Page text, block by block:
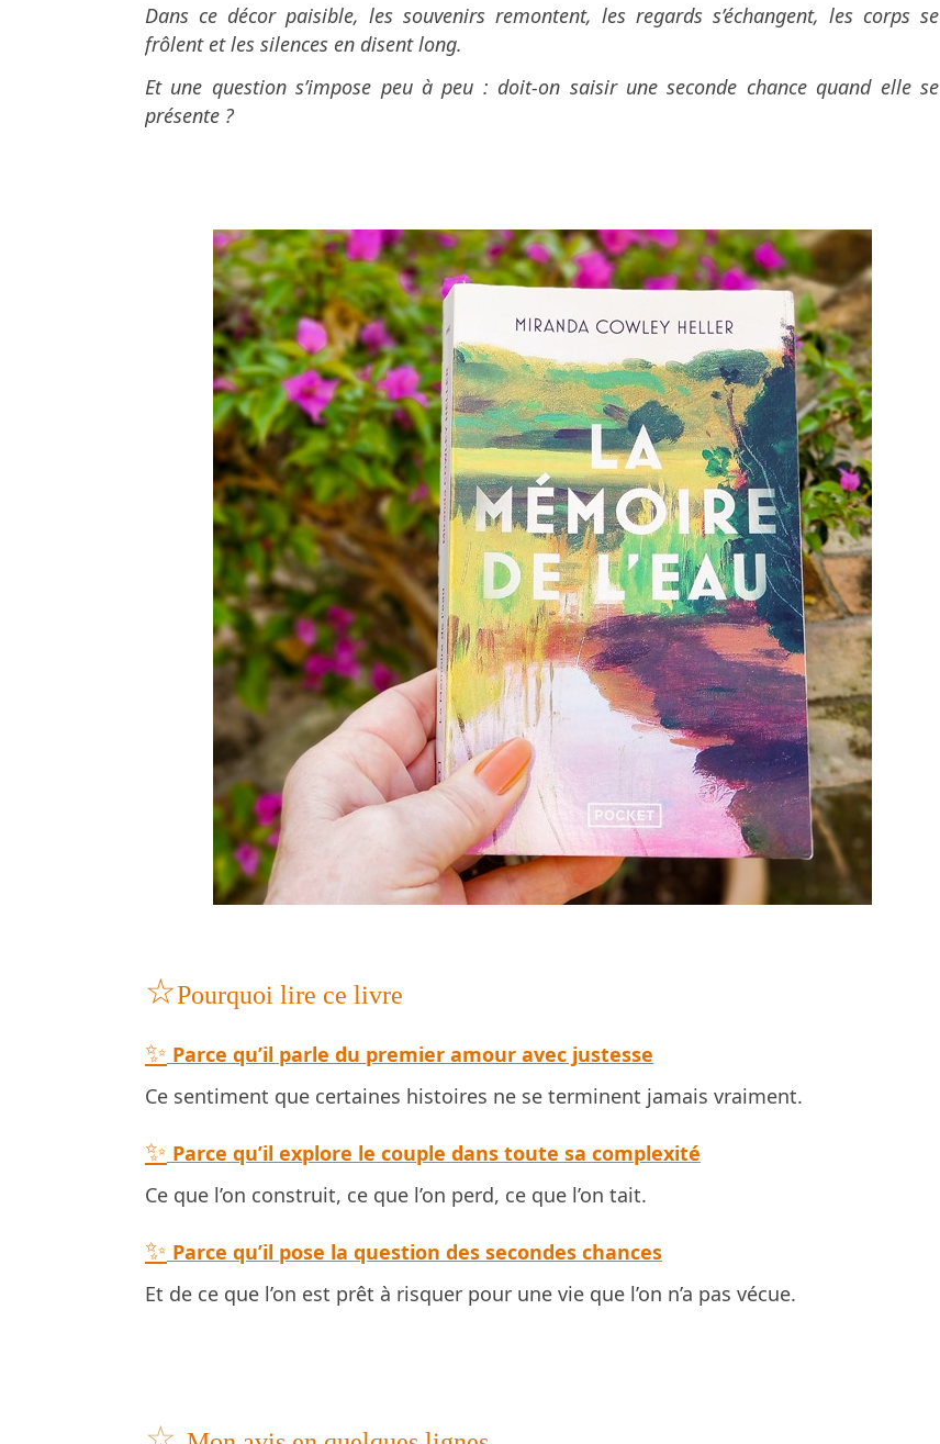
Dans ce décor paisible, les souvenirs remontent, les regards s’échangent, les corps se
frôlent et les silences en disent long.
Et une question s’impose peu à peu : doit-on saisir une seconde chance quand elle se
présente ?
☆Pourquoi lire ce livre
✨ Parce qu’il parle du premier amour avec justesse
Ce sentiment que certaines histoires ne se terminent jamais vraiment.
✨ Parce qu’il explore le couple dans toute sa complexité
Ce que l’on construit, ce que l’on perd, ce que l’on tait.
✨ Parce qu’il pose la question des secondes chances
Et de ce que l’on est prêt à risquer pour une vie que l’on n’a pas vécue.